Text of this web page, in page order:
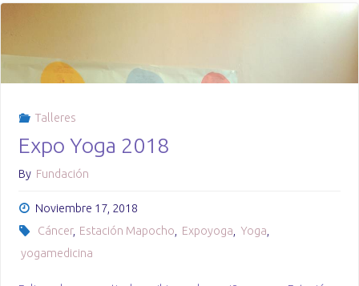
Talleres
Expo Yoga 2018
By Fundación
Noviembre 17, 2018
Cáncer, Estación Mapocho, Expoyoga, Yoga,
yogamedicina